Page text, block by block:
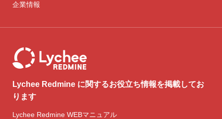
企業情報
Lychee Redmine に関するお役立ち情報を掲載してお
ります
Lychee Redmine WEBマニュアル